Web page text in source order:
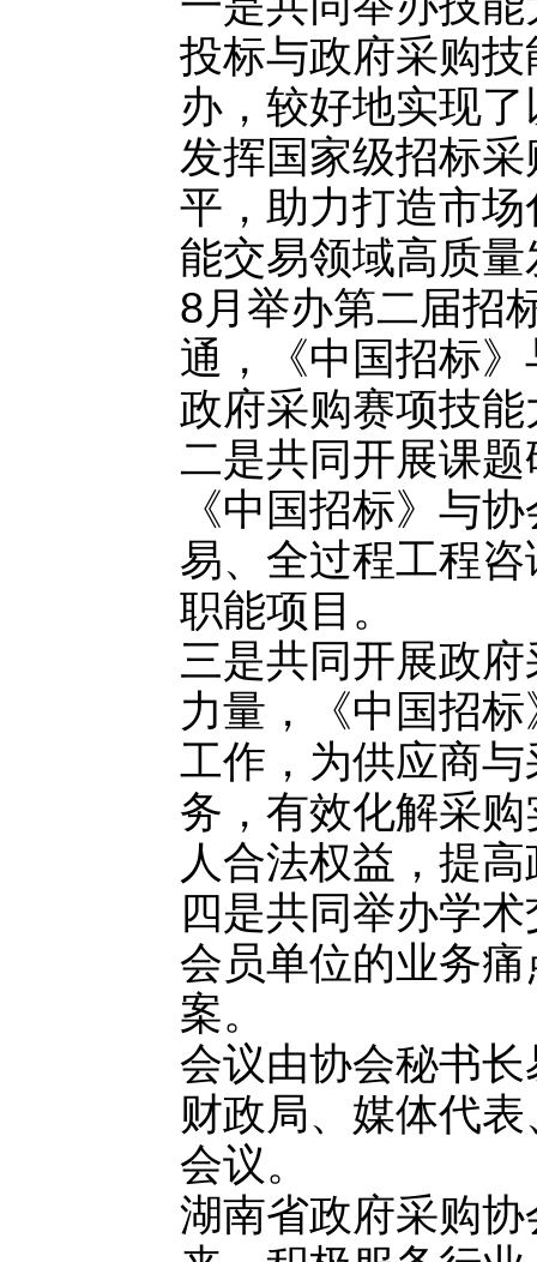
投标与政府采购
办，较好地实现
发挥国家级招标
平，助力打造市
能交易领域高质
8月举办第二届招
通，《中国招标
政府采购赛项技能
二是共同开展课
《中国招标》与
易、全过程工程
职能项目。
三是共同开展政
力量，《中国招
工作，为供应商
务，有效化解采
人合法权益，提
四是共同举办学
会员单位的业务
案。
会议由协会秘书
财政局、媒体代
会议。
湖南省政府采购